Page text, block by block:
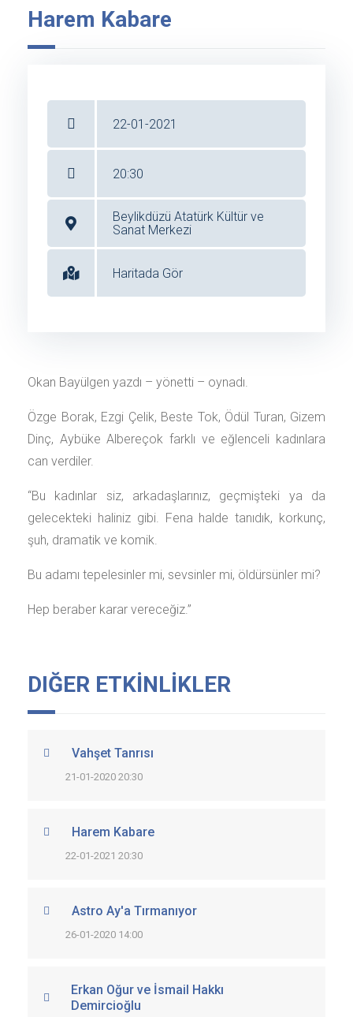
Harem Kabare
22-01-2021
20:30
Beylikdüzü Atatürk Kültür ve
Sanat Merkezi
Haritada Gör
Okan Bayülgen yazdı – yönetti – oynadı.
Özge Borak, Ezgi Çelik, Beste Tok, Ödül Turan, Gizem
Dinç, Aybüke Albereçok farklı ve eğlenceli kadınlara
can verdiler.
“Bu kadınlar siz, arkadaşlarınız, geçmişteki ya da
gelecekteki haliniz gibi. Fena halde tanıdık, korkunç,
şuh, dramatik ve komik.
Bu adamı tepelesinler mi, sevsinler mi, öldürsünler mi?
Hep beraber karar vereceğiz.”
DIĞER ETKİNLİKLER
Vahşet Tanrısı
21-01-2020 20:30
Harem Kabare
22-01-2021 20:30
Astro Ay'a Tırmanıyor
26-01-2020 14:00
Erkan Oğur ve İsmail Hakkı
Demircioğlu